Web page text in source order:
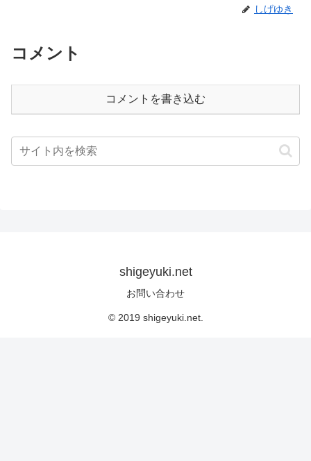
しげゆき
コメント
コメントを書き込む
shigeyuki.net
お問い合わせ
© 2019 shigeyuki.net.